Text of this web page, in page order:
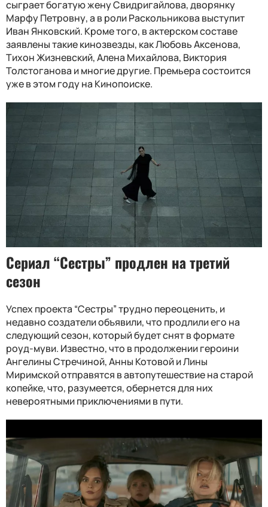
сыграет богатую жену Свидригайлова, дворянку
Марфу Петровну, а в роли Раскольникова выступит
Иван Янковский. Кроме того, в актерском составе
заявлены такие кинозвезды, как Любовь Аксенова,
Тихон Жизневский, Алена Михайлова, Виктория
Толстоганова и многие другие. Премьера состоится
уже в этом году на Кинопоиске.
Сериал “Сестры” продлен на третий
сезон
Успех проекта “Сестры” трудно переоценить, и
недавно создатели объявили, что продлили его на
следующий сезон, который будет снят в формате
роуд-муви. Известно, что в продолжении героини
Ангелины Стречиной, Анны Котовой и Лины
Миримской отправятся в автопутешествие на старой
копейке, что, разумеется, обернется для них
невероятными приключениями в пути.